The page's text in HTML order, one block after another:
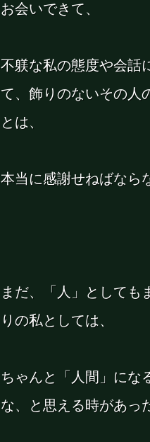
お会いできて、
不躾な私の態度や会話
て、飾りのないその人
とは、
本当に感謝せねばなら
まだ、「人」としても
りの私としては、
ちゃんと「人間」にな
な、と思える時があっ